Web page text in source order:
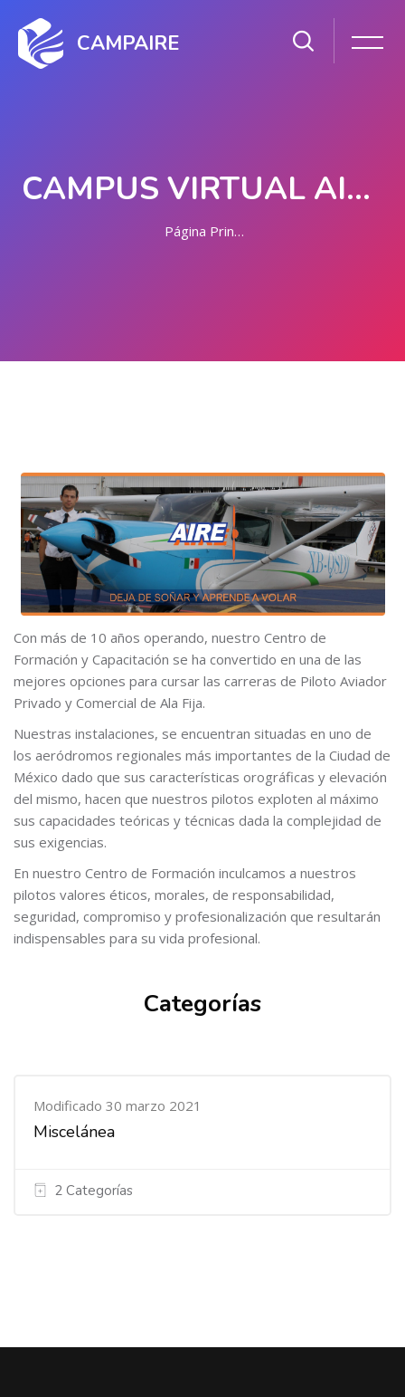
CAMPAIRE
CAMPUS VIRTUAL AIRE
Página Principal
Con más de 10 años operando, nuestro Centro de
Formación y Capacitación se ha convertido en una de las
mejores opciones para cursar las carreras de Piloto Aviador
Privado y Comercial de Ala Fija.
Nuestras instalaciones, se encuentran situadas en uno de
los aeródromos regionales más importantes de la Ciudad de
México dado que sus características orográficas y elevación
del mismo, hacen que nuestros pilotos exploten al máximo
sus capacidades teóricas y técnicas dada la complejidad de
sus exigencias.
En nuestro Centro de Formación inculcamos a nuestros
pilotos valores éticos, morales, de responsabilidad,
seguridad, compromiso y profesionalización que resultarán
indispensables para su vida profesional.
Categorías
Modificado 30 marzo 2021
Miscelánea
2 Categorías